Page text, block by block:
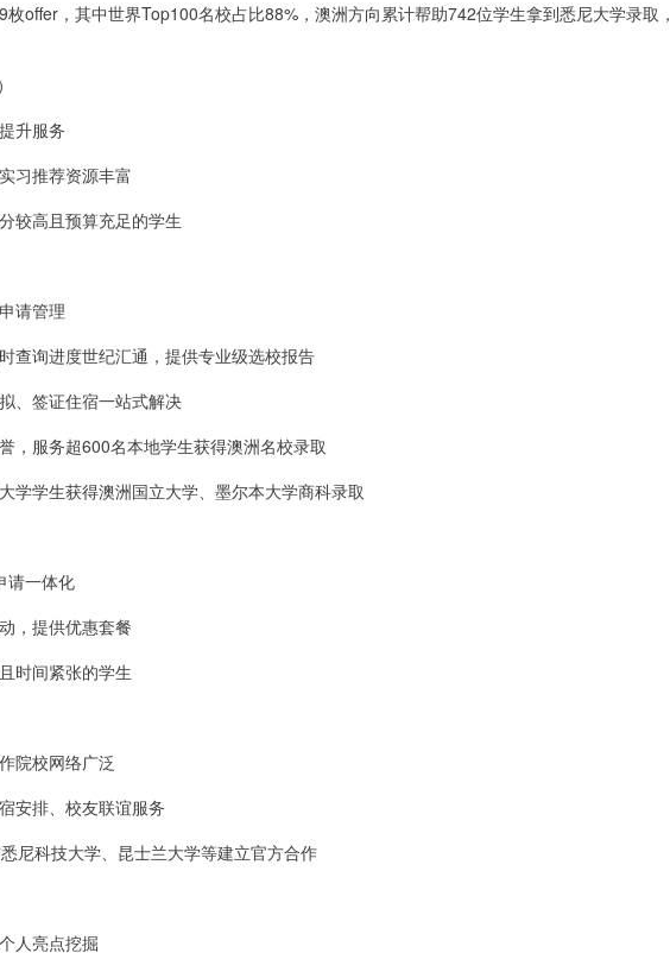
offer，其中世界Top100名校占比88%，澳洲方向累计帮助742位学生拿到悉尼大学录取，
升服务
习推荐资源丰富
较高且预算充足的学生
请管理
查询进度世纪汇通，提供专业级选校报告
、签证住宿一站式解决
，服务超600名本地学生获得澳洲名校录取
学学生获得澳洲国立大学、墨尔本大学商科录取
请一体化
，提供优惠套餐
时间紧张的学生
院校网络广泛
安排、校友联谊服务
尼科技大学、昆士兰大学等建立官方合作
人亮点挖掘